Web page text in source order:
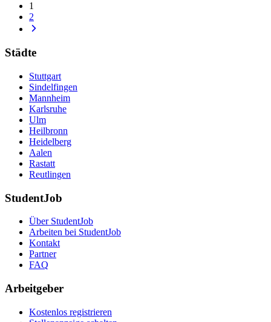
1
2
Städte
Stuttgart
Sindelfingen
Mannheim
Karlsruhe
Ulm
Heilbronn
Heidelberg
Aalen
Rastatt
Reutlingen
StudentJob
Über StudentJob
Arbeiten bei StudentJob
Kontakt
Partner
FAQ
Arbeitgeber
Kostenlos registrieren